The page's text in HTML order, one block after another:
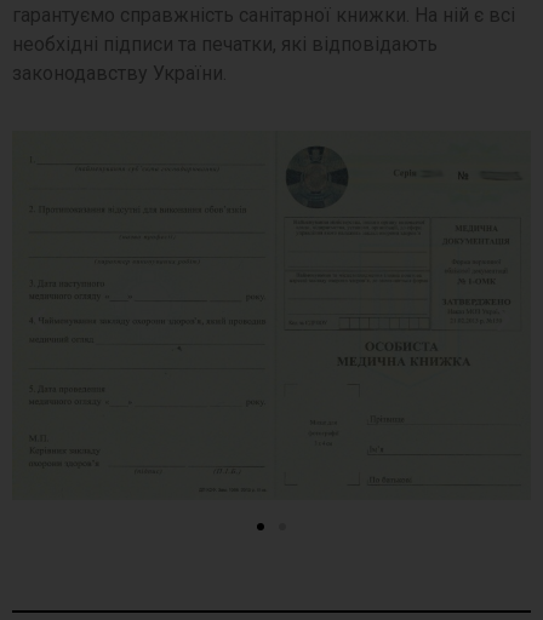
гарантуємо справжність санітарної книжки. На ній є всі
необхідні підписи та печатки, які відповідають
законодавству України.